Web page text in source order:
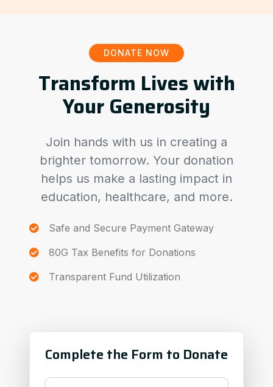
DONATE NOW
Transform Lives with
Your Generosity
Join hands with us in creating a
brighter tomorrow. Your donation
helps us make a lasting impact in
education, healthcare, and more.
Safe and Secure Payment Gateway
80G Tax Benefits for Donations
Transparent Fund Utilization
Complete the Form to Donate